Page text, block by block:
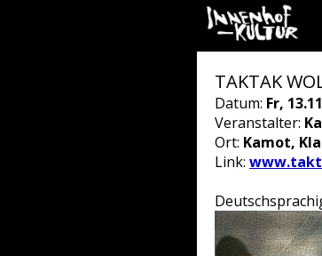
TAKTAK
Datum: Fr,
Veranstalter:
Ort: Kamot,
Link: